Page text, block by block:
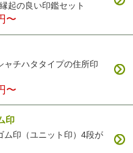
起の良い印鑑セット
〜
ャチハタタイプの住所印
〜
印
ム印（ユニット印）4段が